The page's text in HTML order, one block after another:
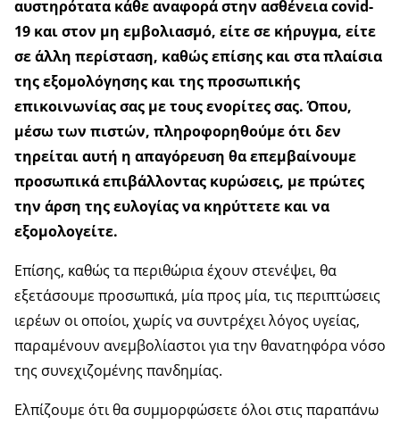
αυστηρότατα κάθε αναφορά στην ασθένεια covid-
19 και στον μη εμβολιασμό, είτε σε κήρυγμα, είτε
σε άλλη περίσταση, καθώς επίσης και στα πλαίσια
της εξομολόγησης και της προσωπικής
επικοινωνίας σας με τους ενορίτες σας. Όπου,
μέσω των πιστών, πληροφορηθούμε ότι δεν
τηρείται αυτή η απαγόρευση θα επεμβαίνουμε
προσωπικά επιβάλλοντας κυρώσεις, με πρώτες
την άρση της ευλογίας να κηρύττετε και να
εξομολογείτε.
Επίσης, καθώς τα περιθώρια έχουν στενέψει, θα
εξετάσουμε προσωπικά, μία προς μία, τις περιπτώσεις
ιερέων οι οποίοι, χωρίς να συντρέχει λόγος υγείας,
παραμένουν ανεμβολίαστοι για την θανατηφόρα νόσο
της συνεχιζομένης πανδημίας.
Ελπίζουμε ότι θα συμμορφώσετε όλοι στις παραπάνω